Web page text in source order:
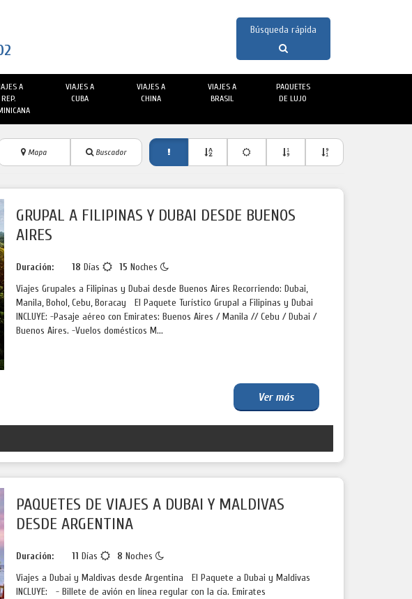
A
REP.
VIAJES A
CUBA
VIAJES A
CHINA
VIAJES A
BRASIL
PAQUETES
DE LUJO
Mapa Buscador
GRUPAL A FILIPINAS Y DUBAI DESDE BUENOS
AIRES
Duración: 18 Días 15 Noches
Viajes Grupales a Filipinas y Dubai desde Buenos Aires Recorriendo: Dubai,
Manila, Bohol, Cebu, Boracay El Paquete Turístico Grupal a Filipinas y Dubai
INCLUYE: -Pasaje aéreo con Emirates: Buenos Aires / Manila // Cebu / Dubai /
Buenos Aires. -Vuelos domésticos M...
Ver más
PAQUETES DE VIAJES A DUBAI Y MALDIVAS
DESDE ARGENTINA
Duración: 11 Días 8 Noches
Viajes a Dubai y Maldivas desde Argentina El Paquete a Dubai y Maldivas
INCLUYE: - Billete de avión en línea regular con la cía. Emirates